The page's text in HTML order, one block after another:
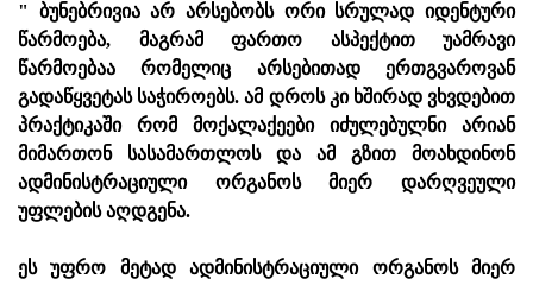
" ბუნებრივია არ არსებობს ორი სრულად იდენტური
წარმოება, მაგრამ ფართო ასპექტით უამრავი
წარმოებაა რომელიც არსებითად ერთგვაროვან
გადაწყვეტას საჭიროებს. ამ დროს კი ხშირად ვხვდებით
პრაქტიკაში რომ მოქალაქეები იძულებულნი არიან
მიმართონ სასამართლოს და ამ გზით მოახდინონ
ადმინისტრაციული ორგანოს მიერ დარღვეული
უფლების აღდგენა.
ეს უფრო მეტად ადმინისტრაციული ორგანოს მიერ